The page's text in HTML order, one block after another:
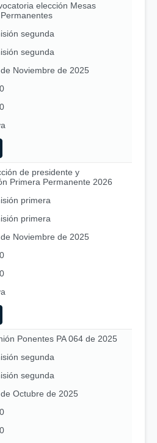
elección Mesas
segunda
segunda
Noviembre de 2025
de presidente y
Primera Permanente 2026
primera
primera
Noviembre de 2025
Ponentes PA 064 de 2025
segunda
segunda
Octubre de 2025